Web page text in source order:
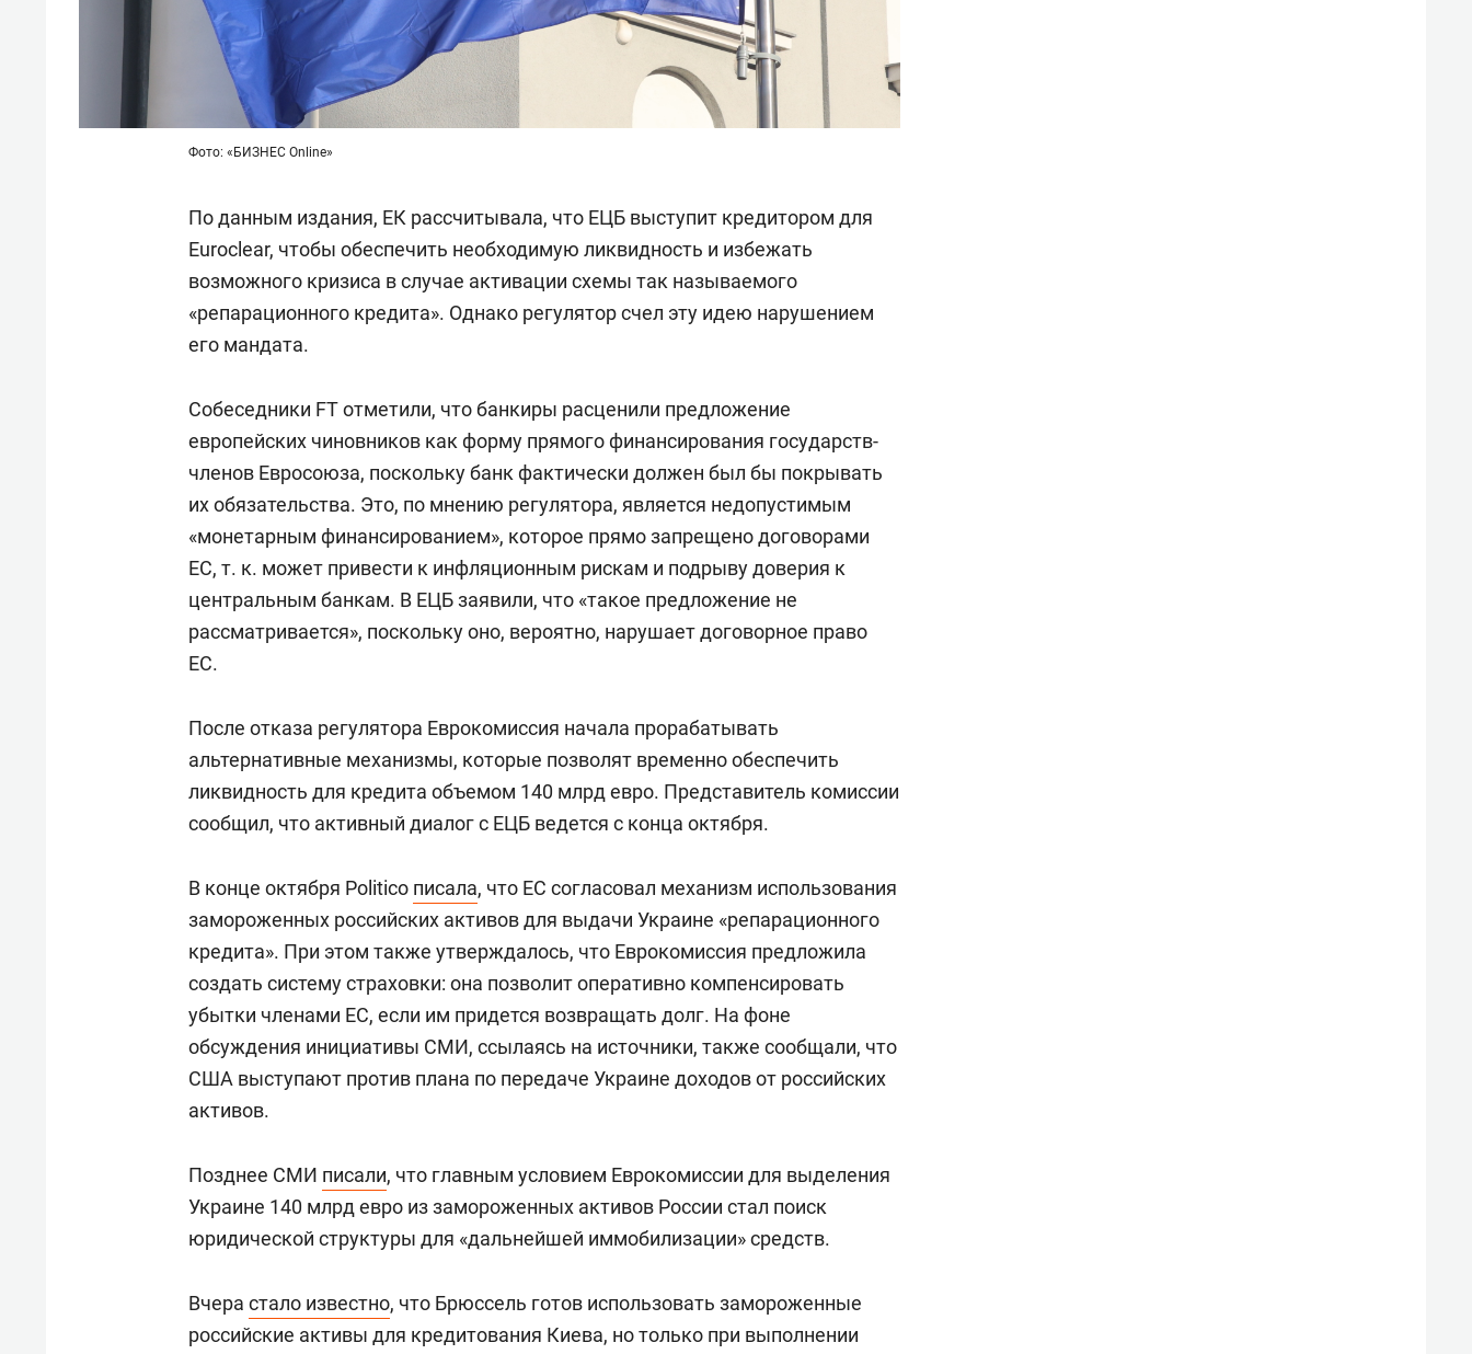
Фото: «БИЗНЕС Online»
По данным издания, ЕК рассчитывала, что ЕЦБ выступит кредитором для
Euroclear, чтобы обеспечить необходимую ликвидность и избежать
возможного кризиса в случае активации схемы так называемого
«репарационного кредита». Однако регулятор счел эту идею нарушением
его мандата.
Собеседники FT отметили, что банкиры расценили предложение
европейских чиновников как форму прямого финансирования государств-
членов Евросоюза, поскольку банк фактически должен был бы покрывать
их обязательства. Это, по мнению регулятора, является недопустимым
«монетарным финансированием», которое прямо запрещено договорами
ЕС, т. к. может привести к инфляционным рискам и подрыву доверия к
центральным банкам. В ЕЦБ заявили, что «такое предложение не
рассматривается», поскольку оно, вероятно, нарушает договорное право
ЕС.
После отказа регулятора Еврокомиссия начала прорабатывать
альтернативные механизмы, которые позволят временно обеспечить
ликвидность для кредита объемом 140 млрд евро. Представитель комиссии
сообщил, что активный диалог с ЕЦБ ведется с конца октября.
В конце октября Politico писала, что ЕС согласовал механизм использования
замороженных российских активов для выдачи Украине «репарационного
кредита». При этом также утверждалось, что Еврокомиссия предложила
создать систему страховки: она позволит оперативно компенсировать
убытки членами ЕС, если им придется возвращать долг. На фоне
обсуждения инициативы СМИ, ссылаясь на источники, также сообщали, что
США выступают против плана по передаче Украине доходов от российских
активов.
Позднее СМИ писали, что главным условием Еврокомиссии для выделения
Украине 140 млрд евро из замороженных активов России стал поиск
юридической структуры для «дальнейшей иммобилизации» средств.
Вчера стало известно, что Брюссель готов использовать замороженные
российские активы для кредитования Киева, но только при выполнении